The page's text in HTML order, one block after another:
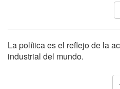
La política es el reflejo de la
industrial del mundo.